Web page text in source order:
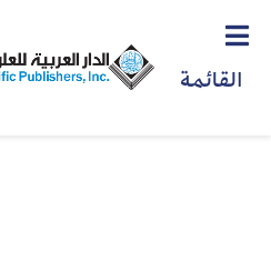
القائمة